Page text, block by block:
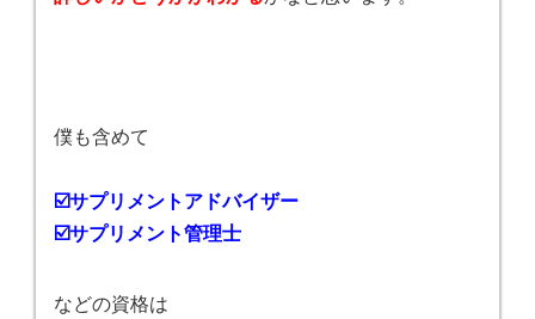
僕も含めて
☑️サプリメントアドバイザー
☑️サプリメント管理士
などの資格は